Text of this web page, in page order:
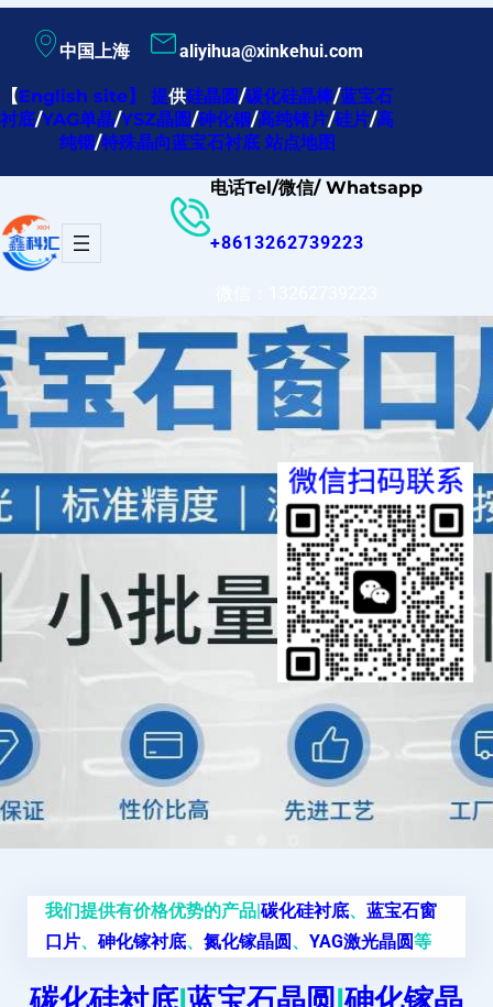
内
容
中国上海 aliyihua@xinkehui.com
【English site】提供硅晶圆/碳化硅晶棒/蓝宝石
衬底/YAG单晶/YSZ晶圆/砷化铟/高纯锗片/硅片/高
纯铟/特殊晶向蓝宝石衬底 站点地图
电话Tel/微信/ Whatsapp
+8613262739223
我们提供有价格优势的产品|碳化硅衬底、 蓝宝石窗
口片、 砷化镓衬底、 氮化镓晶圆、 YAG激光晶圆等